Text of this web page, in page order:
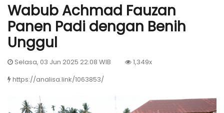
Wabub Achmad Fauzan
Panen Padi dengan Benih
Unggul
Selasa, 03 Jun 2025 22:08 WIB
1,349x
https://analisa.link/1063853/